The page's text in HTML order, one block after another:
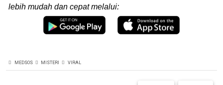
lebih mudah dan cepat melalui:
MEDSOS MISTERI VIRAL